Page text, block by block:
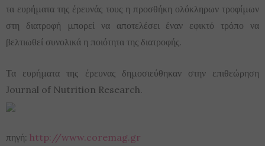
τα ευρήματα της έρευνάς τους η προσθήκη ολόκληρων τροφίμων
στη διατροφή μπορεί να αποτελέσει έναν εφικτό τρόπο να
βελτιωθεί συνολικά η ποιότητα της διατροφής.
Τα ευρήματα της έρευνας δημοσιεύθηκαν στην επιθεώρηση
Journal of Nutrition Research.
πηγή: http://www.coremag.gr